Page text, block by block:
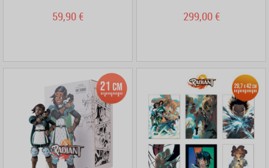
59,90 € 299,00 €